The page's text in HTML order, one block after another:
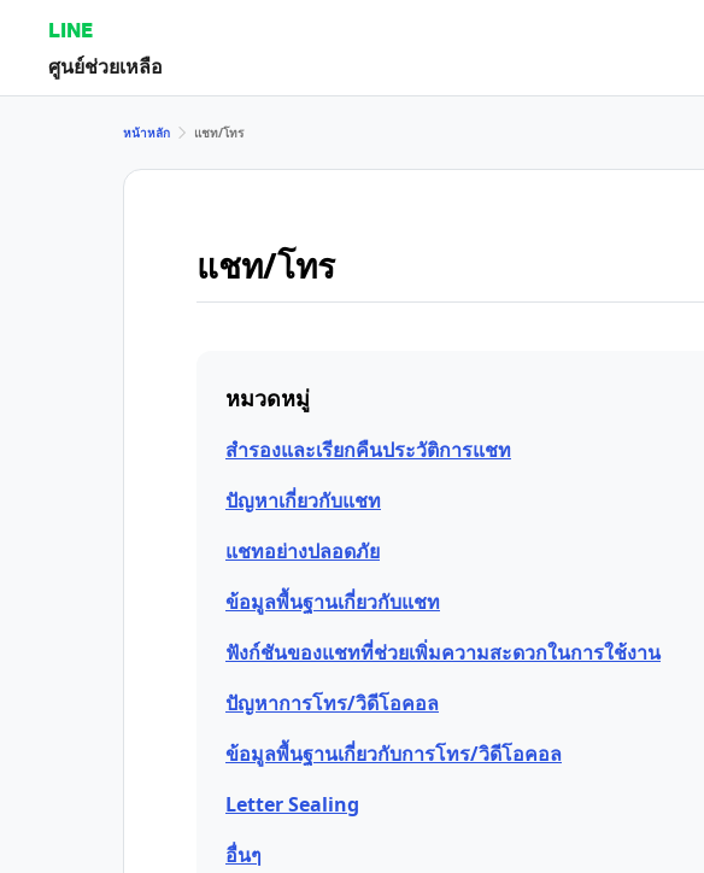
LINE
ศูนย์ช่วยเหลือ
หน้าหลัก แชท/โทร
แชท/โทร
หมวดหมู่
สำรองและเรียกคืนประวัติการแชท
ปัญหาเกี่ยวกับแชท
แชทอย่างปลอดภัย
ข้อมูลพื้นฐานเกี่ยวกับแชท
ฟังก์ชันของแชทที่ช่วยเพิ่มความสะดวกในการใช้งาน
ปัญหาการโทร/วิดีโอคอล
ข้อมูลพื้นฐานเกี่ยวกับการโทร/วิดีโอคอล
Letter Sealing
อื่นๆ